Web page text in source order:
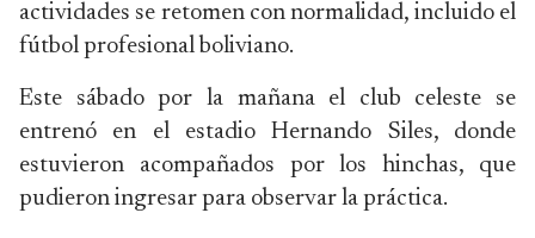
actividades se retomen con normalidad, incluido el
fútbol profesional boliviano.
Este sábado por la mañana el club celeste se
entrenó en el estadio Hernando Siles, donde
estuvieron acompañados por los hinchas, que
pudieron ingresar para observar la práctica.